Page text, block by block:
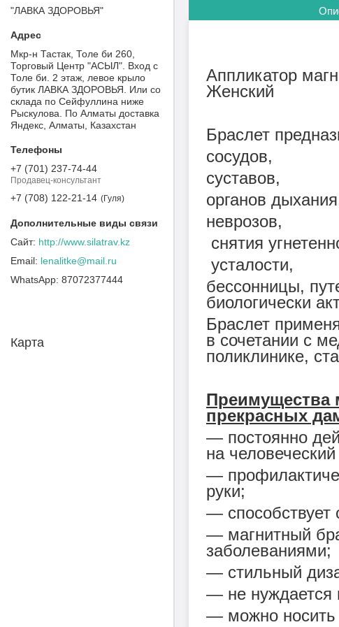
Аппликатор
Женский
Браслет
сосудов,
суставов,
органов
неврозов,
снятия
усталости,
бессонницы,
биологически
Браслет
в сочетании с
поликлинике,
Преимущества
прекрасных
― постоянно
на
―
руки;
― способствует
― магнитный
заболеваниями;
― стильный
― не нуждается
― можно носить
"ЛАВКА ЗДОРОВЬЯ"
Мкр-н Тастак, Толе би 260,
Торговый Центр "АСЫЛ". Вход с
Толе би. 2 этаж, левое крыло
бутик ЛАВКА ЗДОРОВЬЯ. Или со
склада по Сейфуллина ниже
Рыскулова. По Алматы доставка
Яндекс, Алматы, Казахстан
+7 (701) 237-74-44
Продавец-консультант
+7 (708) 122-21-14 Гуля
http://www.silatrav.kz
lenalitke@mail.ru
87072377444
Карта